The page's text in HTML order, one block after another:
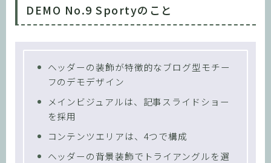
DEMO No.9 Sportyのこと
ヘッダーの装飾が特徴的なブログ型モチー
フのデモデザイン
メインビジュアルは、記事スライドショー
を採用
コンテンツエリアは、4つで構成
ヘッダーの背景装飾でトライアングルを選